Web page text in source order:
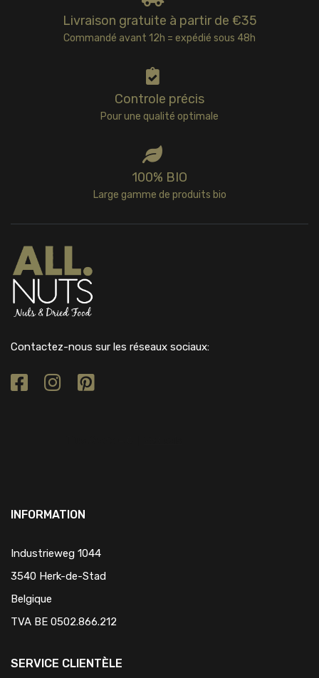
Livraison gratuite à partir de €35
Commandé avant 12h = expédié sous 48h
Controle précis
Pour une qualité optimale
100% BIO
Large gamme de produits bio
Contactez-nous sur les réseaux sociaux:
INFORMATION
Industrieweg 1044
3540 Herk-de-Stad
Belgique
TVA BE 0502.866.212
SERVICE CLIENTÈLE